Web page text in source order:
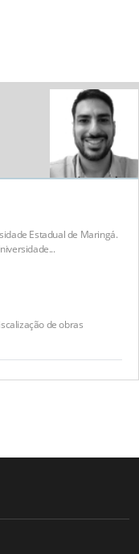
Estadual de Maringá.
de obras